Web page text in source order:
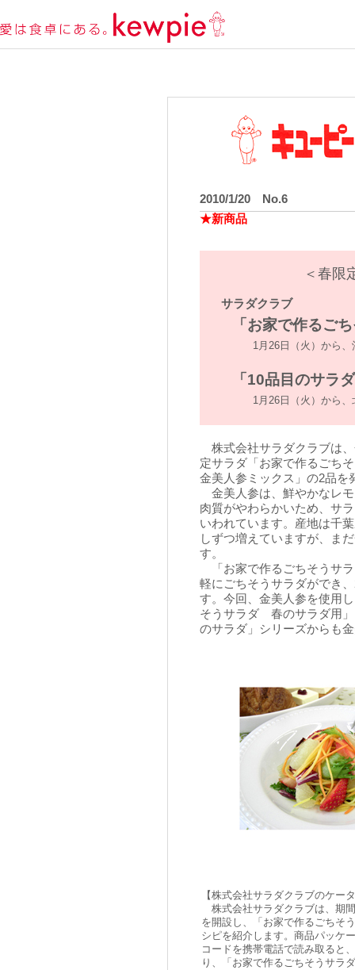
2010/1/20 No.6
★新商品
＜春限
サラダクラブ
「お家で作る
1月26日（火）から、
「10品目のサ
1月26日（火）から、
株式会社サラダクラブは
定サラダ「お家で作るご
金美人参ミックス」の2品を
金美人参は、鮮やかなレ
肉質がやわらかいため、サ
いわれています。産地は千
しずつ増えていますが、ま
す。
「お家で作るごちそうサ
軽にごちそうサラダができ
す。今回、金美人参を使用
そうサラダ 春のサラダ用」
のサラダ」シリーズからも
【株式会社サラダクラブのケー
株式会社サラダクラブは、期
を開設し、「お家で作るごちそ
シピを紹介します。商品パッケ
コードを携帯電話で読み取ると
り、「お家で作るごちそうサラ